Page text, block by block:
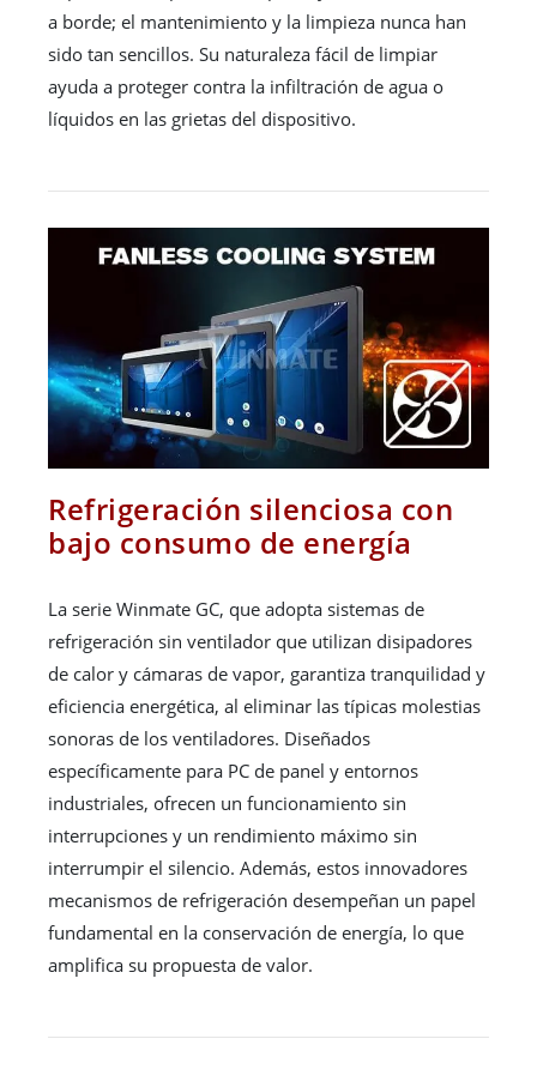
a borde; el mantenimiento y la limpieza nunca han
sido tan sencillos. Su naturaleza fácil de limpiar
ayuda a proteger contra la infiltración de agua o
líquidos en las grietas del dispositivo.
Refrigeración silenciosa con
bajo consumo de energía
La serie Winmate GC, que adopta sistemas de
refrigeración sin ventilador que utilizan disipadores
de calor y cámaras de vapor, garantiza tranquilidad y
eficiencia energética, al eliminar las típicas molestias
sonoras de los ventiladores. Diseñados
específicamente para PC de panel y entornos
industriales, ofrecen un funcionamiento sin
interrupciones y un rendimiento máximo sin
interrumpir el silencio. Además, estos innovadores
mecanismos de refrigeración desempeñan un papel
fundamental en la conservación de energía, lo que
amplifica su propuesta de valor.